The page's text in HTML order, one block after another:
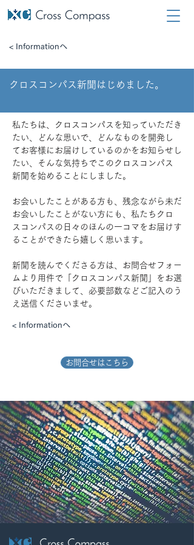
< Informationへ
クロスコンパス新聞はじめました。
私たちは、クロスコンパスを知っていただき
たい、どんな思いで、どんなものを開発し
てお客様にお届けしているのかをお知らせし
たい、そんな気持ちでこのクロスコンパス
新聞を始めることにしました。
お会いしたことがある方も、残念ながら未だ
お会いしたことがない方にも、私たちクロ
スコンパスの日々のほんの一コマをお届けす
ることができたら嬉しく思います。
新聞を読んでくださる方は、お問合せフォー
ムより用件で「クロスコンパス新聞」をお選
びいただきまして、必要部数などご記入のう
え送信くださいませ。
< Informationへ
お問合せはこちら